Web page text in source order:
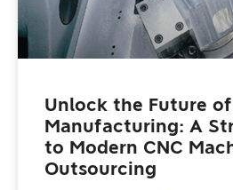
Unlock the Future of
Manufacturing: A
to Modern CNC
Outsourcing